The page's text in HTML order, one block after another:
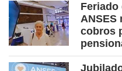
Feriado
ANSES
cobros